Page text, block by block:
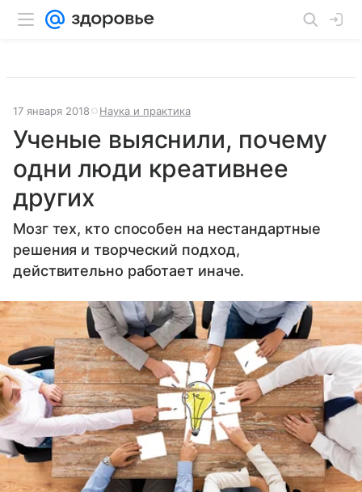
17 января 2018 Наука и практика
Ученые выяснили, почему
одни люди креативнее
других
Мозг тех, кто способен на нестандартные
решения и творческий подход,
действительно работает иначе.